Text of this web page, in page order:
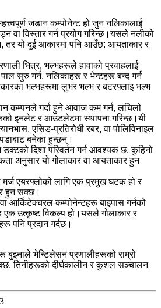
जडान कम्पोनेन्ट हो जुन नलिकालाई
वा विस्तार गर्न प्रयोग गरिन्छ।यसले नलीको
तर यो दुई आकारमा पनि आउँछ: आयताकार र
भित्र, भल्भहरूले हावाको प्रवाहलाई
पाल सुरु गर्न, नलिकाहरू र भेन्टहरू बन्द गर्न
भल्भहरूमा लुभर भल्भ र बटरफ्लाइ भल्भ
कम्पनले गर्दा हुने आवाज कम गर्न, लचिलो
इनलेट र आउटलेटमा स्थापना गरिन्छ।यी
एसिड-प्रतिरोधी रबर, वा पोलिविनाइल
बनेका हुन्छन्।
दिशा परिवर्तन गर्न आवश्यक छ, कुहिनो
अनुसार यो गोलाकार वा आयताकार हुन
मर्ज एयरफ्लोको लागि एक प्रमुख घटक हो र
हुन सक्छ।
आर्किटेक्चरल कम्पोनेन्टहरू बाइपास गर्नको
एक उत्कृष्ट विकल्प हो।यसले गोलाकार र
पनि प्रदान गर्दछ।
बुझ्नाले भेन्टिलेसन प्रणालीहरूको राम्रो
तिनीहरूको दीर्घकालीन र कुशल सञ्चालन